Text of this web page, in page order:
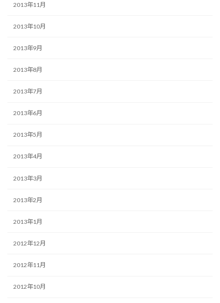
2013年11月
2013年10月
2013年9月
2013年8月
2013年7月
2013年6月
2013年5月
2013年4月
2013年3月
2013年2月
2013年1月
2012年12月
2012年11月
2012年10月